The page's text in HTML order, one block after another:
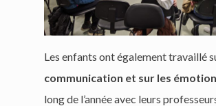
Les enfants ont également travaillé
communication et sur les
long de l’année avec leurs